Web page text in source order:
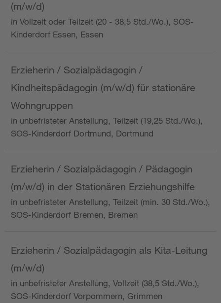
(m/w/d)
in Vollzeit oder Teilzeit (20 - 38,5 Std./Wo.), SOS-
Kinderdorf Essen, Essen
Erzieherin / Sozialpädagogin /
Kindheitspädagogin (m/w/d) für stationäre
Wohngruppen
in unbefristeter Anstellung, Teilzeit (19,25 Std./Wo.),
SOS-Kinderdorf Dortmund, Dortmund
Erzieherin / Sozialpädagogin / Pädagogin
(m/w/d) in der Stationären Erziehungshilfe
in unbefristeter Anstellung, Teilzeit (min. 30 Std./Wo.),
SOS-Kinderdorf Bremen, Bremen
Erzieherin / Sozialpädagogin als Kita-Leitung
(m/w/d)
in unbefristeter Anstellung, Vollzeit (38,5 Std./Wo.),
SOS-Kinderdorf Vorpommern, Grimmen